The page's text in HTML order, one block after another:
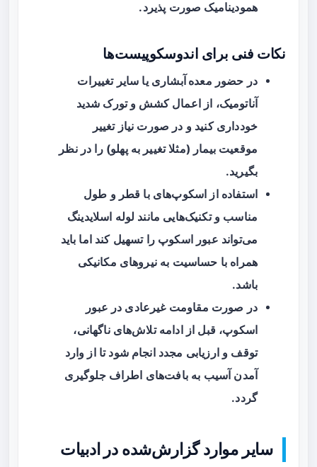
همودینامیک صورت پذیرد.
نکات فنی برای اندوسکوپیست‌ها
در حضور معده آبشاری یا سایر تغییرات
آناتومیک، از اعمال کشش و تورک شدید
خودداری کنید و در صورت نیاز تغییر
موقعیت بیمار (مثلا تغییر به پهلو) را در نظر
بگیرید.
استفاده از اسکوپ‌های با قطر و طول
مناسب و تکنیک‌هایی مانند لوله اسلایدینگ
می‌تواند عبور اسکوپ را تسهیل کند اما باید
همراه با حساسیت به نیروهای مکانیکی
باشد.
در صورت مقاومت غیرعادی در عبور
اسکوپ، قبل از ادامه تلاش‌های ناگهانی،
توقف و ارزیابی مجدد انجام شود تا از وارد
آمدن آسیب به بافت‌های اطراف جلوگیری
گردد.
سایر موارد گزارش‌شده در ادبیات